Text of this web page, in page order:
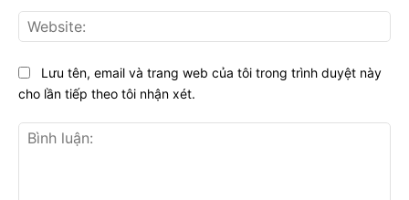
Lưu tên, email và trang web của tôi trong trình duyệt này
cho lần tiếp theo tôi nhận xét.